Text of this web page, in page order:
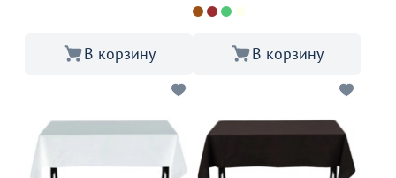
В корзину В корзину